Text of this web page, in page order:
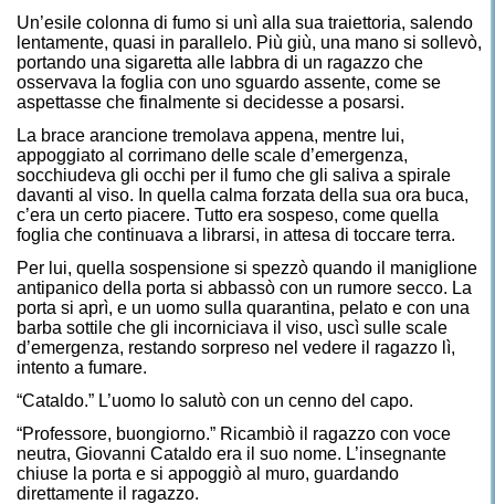
Un’esile colonna di fumo si unì alla sua traiettoria, salendo
lentamente, quasi in parallelo. Più giù, una mano si sollevò,
portando una sigaretta alle labbra di un ragazzo che
osservava la foglia con uno sguardo assente, come se
aspettasse che finalmente si decidesse a posarsi.
La brace arancione tremolava appena, mentre lui,
appoggiato al corrimano delle scale d’emergenza,
socchiudeva gli occhi per il fumo che gli saliva a spirale
davanti al viso. In quella calma forzata della sua ora buca,
c’era un certo piacere. Tutto era sospeso, come quella
foglia che continuava a librarsi, in attesa di toccare terra.
Per lui, quella sospensione si spezzò quando il maniglione
antipanico della porta si abbassò con un rumore secco. La
porta si aprì, e un uomo sulla quarantina, pelato e con una
barba sottile che gli incorniciava il viso, uscì sulle scale
d’emergenza, restando sorpreso nel vedere il ragazzo lì,
intento a fumare.
“Cataldo.” L’uomo lo salutò con un cenno del capo.
“Professore, buongiorno.” Ricambiò il ragazzo con voce
neutra, Giovanni Cataldo era il suo nome. L’insegnante
chiuse la porta e si appoggiò al muro, guardando
direttamente il ragazzo.